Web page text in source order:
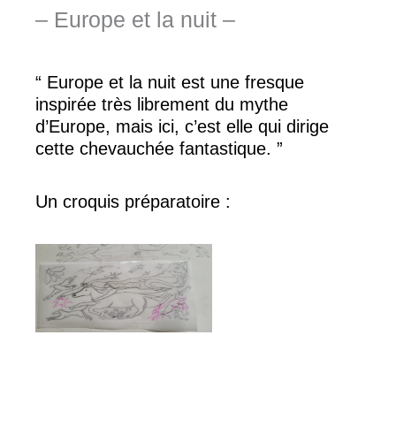
– Europe et la nuit –
“ Europe et la nuit est une fresque
inspirée très librement du mythe
d’Europe, mais ici, c’est elle qui dirige
cette chevauchée fantastique. ”
Un croquis préparatoire :